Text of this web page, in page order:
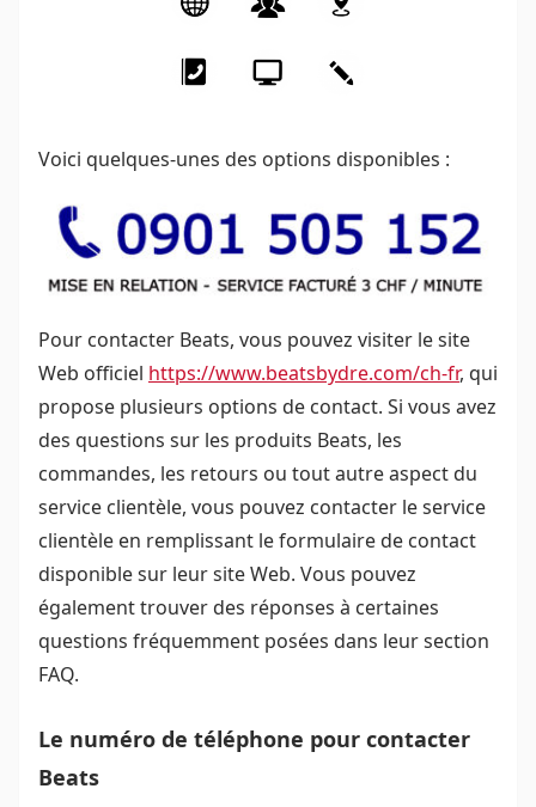
Voici quelques-unes des options disponibles :
Pour contacter Beats, vous pouvez visiter le site
Web officiel https://www.beatsbydre.com/ch-fr, qui
propose plusieurs options de contact. Si vous avez
des questions sur les produits Beats, les
commandes, les retours ou tout autre aspect du
service clientèle, vous pouvez contacter le service
clientèle en remplissant le formulaire de contact
disponible sur leur site Web. Vous pouvez
également trouver des réponses à certaines
questions fréquemment posées dans leur section
FAQ.
Le numéro de téléphone pour contacter
Beats